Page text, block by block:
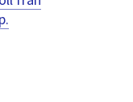
navigera
mellan